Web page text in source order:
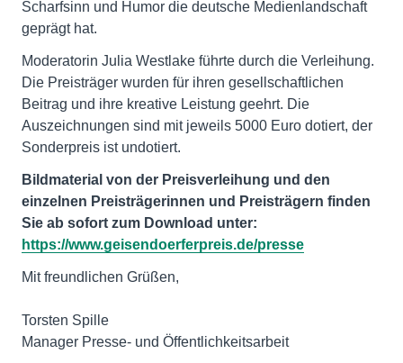
Scharfsinn und Humor die deutsche Medienlandschaft
geprägt hat.
Moderatorin Julia Westlake führte durch die Verleihung.
Die Preisträger wurden für ihren gesellschaftlichen
Beitrag und ihre kreative Leistung geehrt. Die
Auszeichnungen sind mit jeweils 5000 Euro dotiert, der
Sonderpreis ist undotiert.
Bildmaterial von der Preisverleihung und den
einzelnen Preisträgerinnen und Preisträgern finden
Sie ab sofort zum Download unter:
https://www.geisendoerferpreis.de/presse
Mit freundlichen Grüßen,
Torsten Spille
Manager Presse- und Öffentlichkeitsarbeit